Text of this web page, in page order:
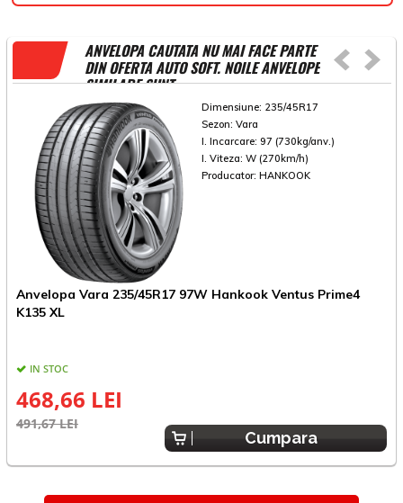
ANVELOPA CAUTATA NU MAI FACE PARTE
DIN OFERTA AUTO SOFT. NOILE ANVELOPE
SIMILARE SUNT
Dimensiune: 235/45R17
Sezon: Vara
I. Incarcare: 97 (730kg/anv.)
I. Viteza: W (270km/h)
Producator: HANKOOK
Anvelopa Vara 235/45R17 97W Hankook Ventus Prime4
K135 XL
IN STOC
468,66 LEI
491,67 LEI
Cumpara